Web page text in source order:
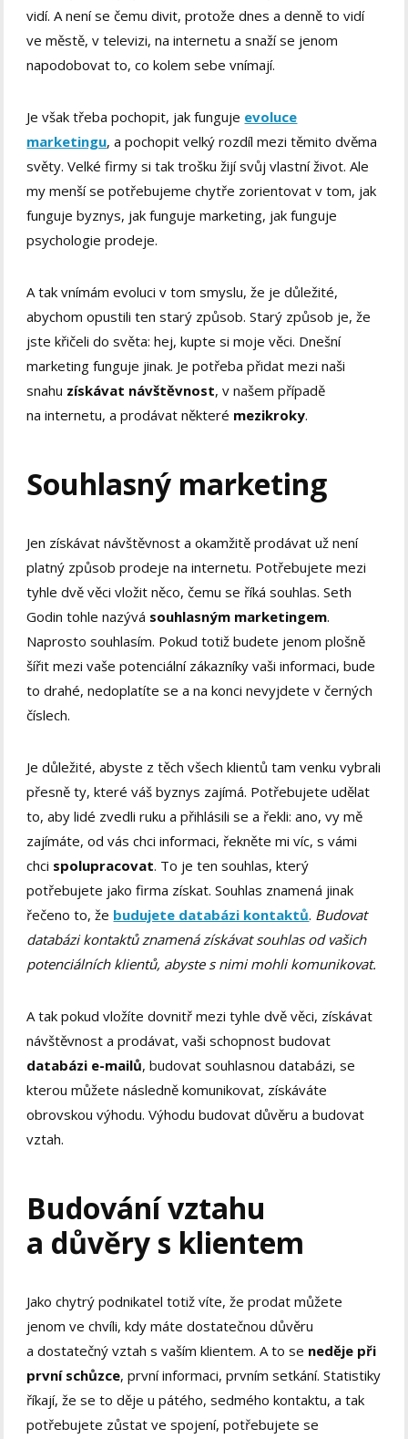
vidí. A není se čemu divit, protože dnes a denně to vidí
ve městě, v televizi, na internetu a snaží se jenom
napodobovat to, co kolem sebe vnímají.
Je však třeba pochopit, jak funguje evoluce
marketingu, a pochopit velký rozdíl mezi těmito dvěma
světy. Velké firmy si tak trošku žijí svůj vlastní život. Ale
my menší se potřebujeme chytře zorientovat v tom, jak
funguje byznys, jak funguje marketing, jak funguje
psychologie prodeje.
A tak vnímám evoluci v tom smyslu, že je důležité,
abychom opustili ten starý způsob. Starý způsob je, že
jste křičeli do světa: hej, kupte si moje věci. Dnešní
marketing funguje jinak. Je potřeba přidat mezi naši
snahu získávat návštěvnost, v našem případě
na internetu, a prodávat některé mezikroky.
Souhlasný marketing
Jen získávat návštěvnost a okamžitě prodávat už není
platný způsob prodeje na internetu. Potřebujete mezi
tyhle dvě věci vložit něco, čemu se říká souhlas. Seth
Godin tohle nazývá souhlasným marketingem.
Naprosto souhlasím. Pokud totiž budete jenom plošně
šířit mezi vaše potenciální zákazníky vaši informaci, bude
to drahé, nedoplatíte se a na konci nevyjdete v černých
číslech.
Je důležité, abyste z těch všech klientů tam venku vybrali
přesně ty, které váš byznys zajímá. Potřebujete udělat
to, aby lidé zvedli ruku a přihlásili se a řekli: ano, vy mě
zajímáte, od vás chci informaci, řekněte mi víc, s vámi
chci spolupracovat. To je ten souhlas, který
potřebujete jako firma získat. Souhlas znamená jinak
řečeno to, že budujete databázi kontaktů. Budovat
databázi kontaktů znamená získávat souhlas od vašich
potenciálních klientů, abyste s nimi mohli komunikovat.
A tak pokud vložíte dovnitř mezi tyhle dvě věci, získávat
návštěvnost a prodávat, vaši schopnost budovat
databázi e-mailů, budovat souhlasnou databázi, se
kterou můžete následně komunikovat, získáváte
obrovskou výhodu. Výhodu budovat důvěru a budovat
vztah.
Budování vztahu
a důvěry s klientem
Jako chytrý podnikatel totiž víte, že prodat můžete
jenom ve chvíli, kdy máte dostatečnou důvěru
a dostatečný vztah s vaším klientem. A to se neděje při
první schůzce, první informaci, prvním setkání. Statistiky
říkají, že se to děje u pátého, sedmého kontaktu, a tak
potřebujete zůstat ve spojení, potřebujete se